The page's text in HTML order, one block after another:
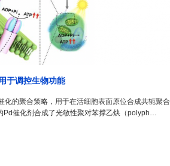
于调控生物功能
的聚合策略，用于在活细胞表面原位合成共轭聚合
Pd催化剂合成了光敏性聚对苯撑乙炔（polyph…